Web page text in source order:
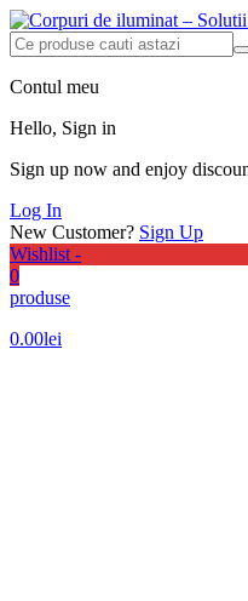
Contul meu
Hello, Sign in
Sign up now and enjoy
Log In
New Customer? Sign Up
Wishlist -
0
produse
0.00lei